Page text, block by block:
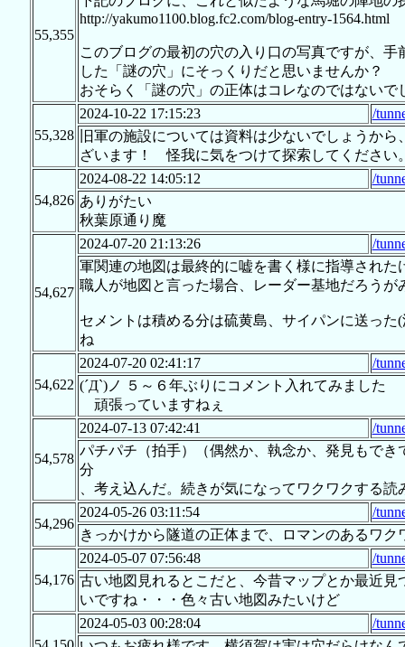
55,355
http://yakumo1100.blog.fc2.com/blog-entry-1564.html
このブログの最初の穴の入り口の写真ですが、
した「謎の穴」にそっくりだと思いませんか？
おそらく「謎の穴」の正体はコレなのではないで
55,328
2024-10-22 17:15:23
/
旧軍の施設については資料は少ないでしょうか
ざいます！ 怪我に気をつけて探索してください
54,826
2024-08-22 14:05:12
/
ありがたい
秋葉原通り魔
54,627
2024-07-20 21:13:26
/
軍関連の地図は最終的に嘘を書く様に指導され
職人が地図と言った場合、レーダー基地だろうが
セメントは積める分は硫黄島、サイパンに送っ
ね
54,622
2024-07-20 02:41:17
/
(´Д`)ノ ５～６年ぶりにコメント入れてみました
頑張っていますねぇ
54,578
2024-07-13 07:42:41
/
パチパチ（拍手）（偶然か、執念か、発見もで
分
、考え込んだ。続きが気になってワクワクする
54,296
2024-05-26 03:11:54
/
きっかけから隧道の正体まで、ロマンのあるワ
54,176
2024-05-07 07:56:48
/
古い地図見れるとこだと、今昔マップとか最近
いですね・・・色々古い地図みたいけど
2024-05-03 00:28:04
/